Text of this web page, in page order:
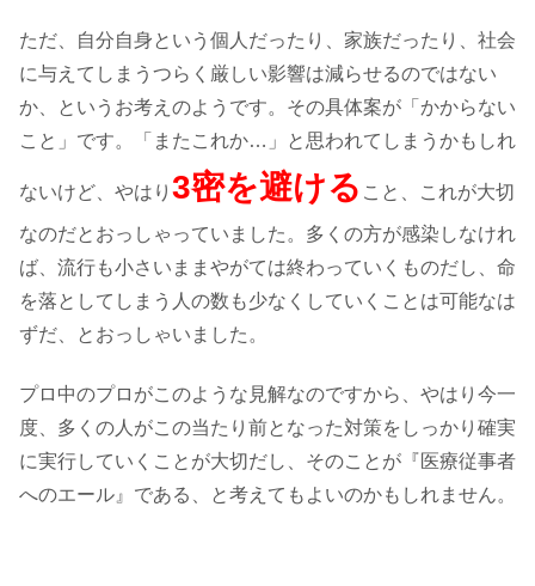
ただ、自分自身という個人だったり、家族だったり、社会
に与えてしまうつらく厳しい影響は減らせるのではない
か、というお考えのようです。その具体案が「かからない
こと」です。「またこれか…」と思われてしまうかもしれ
ないけど、やはり 3密を避ける こと、これが大切
なのだとおっしゃっていました。多くの方が感染しなけれ
ば、流行も小さいままやがては終わっていくものだし、命
を落としてしまう人の数も少なくしていくことは可能なは
ずだ、とおっしゃいました。
プロ中のプロがこのような見解なのですから、やはり今一
度、多くの人がこの当たり前となった対策をしっかり確実
に実行していくことが大切だし、そのことが『医療従事者
へのエール』である、と考えてもよいのかもしれません。